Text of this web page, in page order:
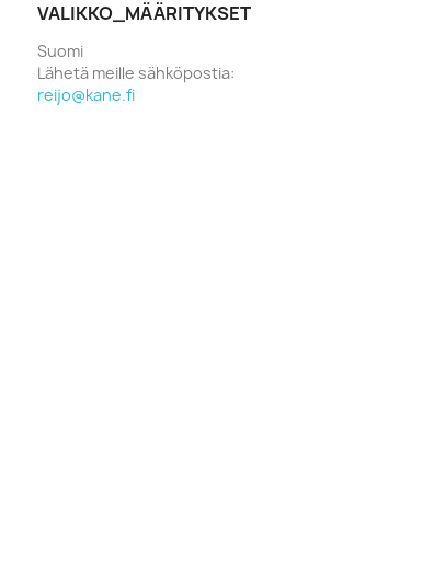
VALIKKO_MÄÄRITYKSET
Suomi
Lähetä meille sähköpostia:
reijo@kane.fi